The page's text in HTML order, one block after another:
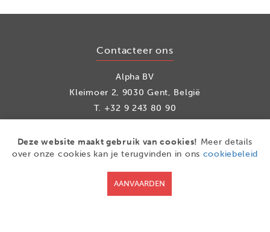
Contacteer ons
Alpha BV
Kleimoer 2, 9030 Gent, België
T. +32 9 243 80 90
FacebookLinkedInYoutube
Deze website maakt gebruik van cookies! Meer details
over onze cookies kan je terugvinden in ons cookiebeleid
AANVAARDEN